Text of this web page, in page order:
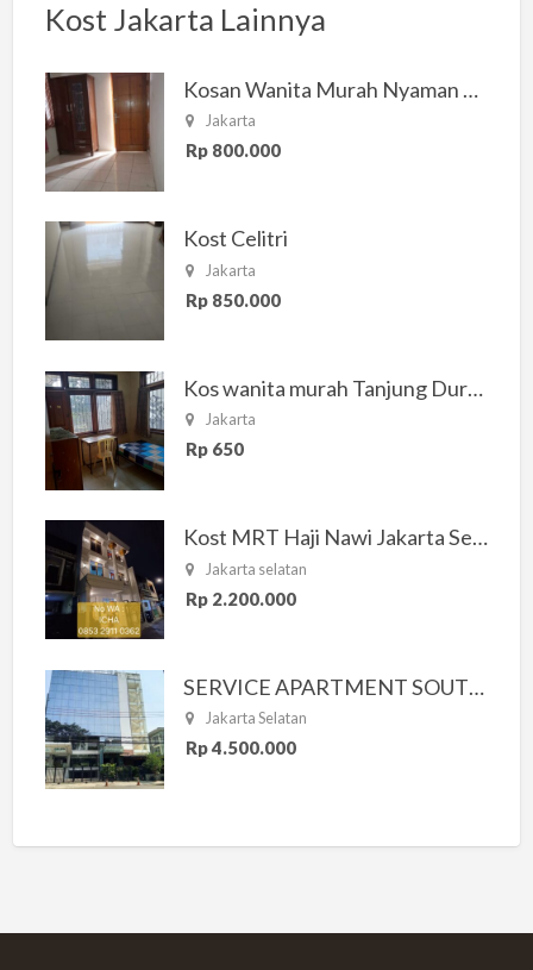
Kost Jakarta Lainnya
Kosan Wanita Murah Nyaman di Jakarta Selatan
Jakarta
Rp 800.000
Kost Celitri
Jakarta
Rp 850.000
Kos wanita murah Tanjung Duren Jakarta Barat
Jakarta
Rp 650
Kost MRT Haji Nawi Jakarta Selatan
Jakarta selatan
Rp 2.200.000
SERVICE APARTMENT SOUTH RESIDENCE
Jakarta Selatan
Rp 4.500.000